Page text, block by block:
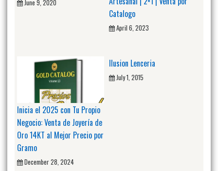
June 9, 2020
Catalogo
April 6, 2023
Inicia el 2025 con Tu Propio
Negocio: Venta de Joyería de
Oro 14KT al Mejor Precio por
Gramo
December 28, 2024
Ilusion Lenceria
July 1, 2015